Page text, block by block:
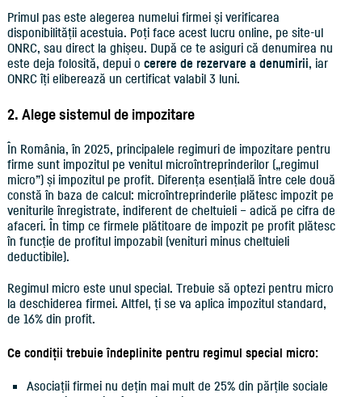
Primul pas este alegerea numelui firmei și verificarea
disponibilității acestuia. Poți face acest lucru online, pe site-ul
ONRC, sau direct la ghișeu. După ce te asiguri că denumirea nu
este deja folosită, depui o cerere de rezervare a denumirii, iar
ONRC îți eliberează un certificat valabil 3 luni.
2. Alege sistemul de impozitare
În România, în 2025, principalele regimuri de impozitare pentru
firme sunt impozitul pe venitul microîntreprinderilor („regimul
micro”) și impozitul pe profit. Diferența esențială între cele două
constă în baza de calcul: microîntreprinderile plătesc impozit pe
veniturile înregistrate, indiferent de cheltuieli – adică pe cifra de
afaceri. În timp ce firmele plătitoare de impozit pe profit plătesc
în funcție de profitul impozabil (venituri minus cheltuieli
deductibile).
Regimul micro este unul special. Trebuie să optezi pentru micro
la deschiderea firmei. Altfel, ți se va aplica impozitul standard,
de 16% din profit.
Ce condiții trebuie îndeplinite pentru regimul special micro:
Asociații firmei nu dețin mai mult de 25% din părțile sociale